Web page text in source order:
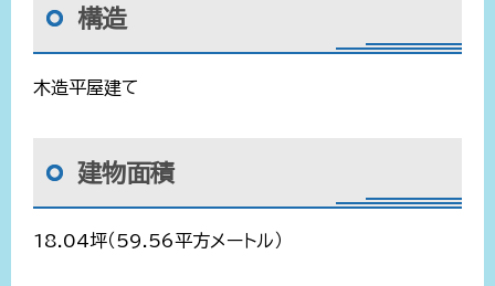
構造
木造平屋建て
建物面積
18.04坪（59.56平方メートル）